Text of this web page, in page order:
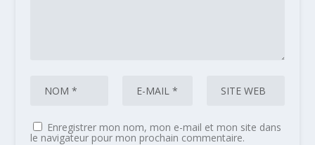
Enregistrer mon nom, mon e-mail et mon site dans
le navigateur pour mon prochain commentaire.